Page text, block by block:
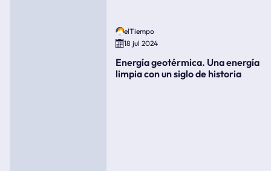
elTiempo
18 jul 2024
Energía geotérmica. Una energía
limpia con un siglo de historia